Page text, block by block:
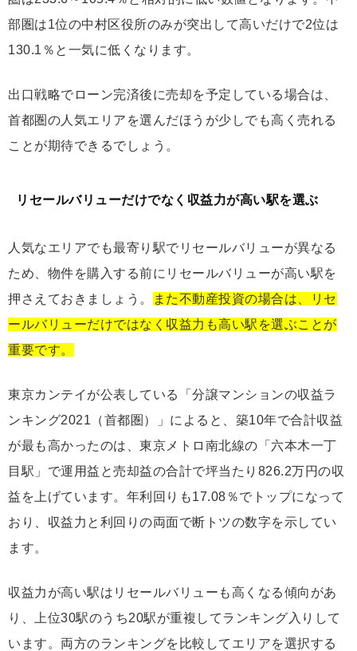
部圏は1位の中村区役所のみが突出して高いだけで2位は
130.1％と一気に低くなります。
出口戦略でローン完済後に売却を予定している場合は、
首都圏の人気エリアを選んだほうが少しでも高く売れる
ことが期待できるでしょう。
リセールバリューだけでなく収益力が高い駅を選ぶ
人気なエリアでも最寄り駅でリセールバリューが異なる
ため、物件を購入する前にリセールバリューが高い駅を
押さえておきましょう。
また不動産投資の場合は、リセ
ールバリューだけではなく収益力も高い駅を選ぶことが
重要です。
東京カンテイが公表している「分譲マンションの収益ラ
ンキング2021（首都圏）」によると、築10年で合計収益
が最も高かったのは、東京メトロ南北線の「六本木一丁
目駅」で運用益と売却益の合計で坪当たり826.2万円の収
益を上げています。年利回りも17.08％でトップになって
おり、収益力と利回りの両面で断トツの数字を示してい
ます。
収益力が高い駅はリセールバリューも高くなる傾向があ
り、上位30駅のうち20駅が重複してランキング入りして
います。両方のランキングを比較してエリアを選択する